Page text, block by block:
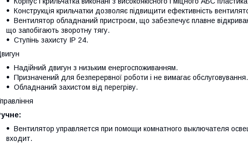
Конструкція крильчатки дозволяє підвищити ефективність
Вентилятор обладнаний пристроєм, що забезпечує плавне
що запобігають зворотну тягу.
Ступінь захисту IP 24.
Надійний двигун з низьким енергоспоживанням.
Призначений для безперервної роботи і не вимагає обслуговування.
Обладнаний захистом від перегріву.
Вентилятор управляется при помощи комнатного выключателя
входит.